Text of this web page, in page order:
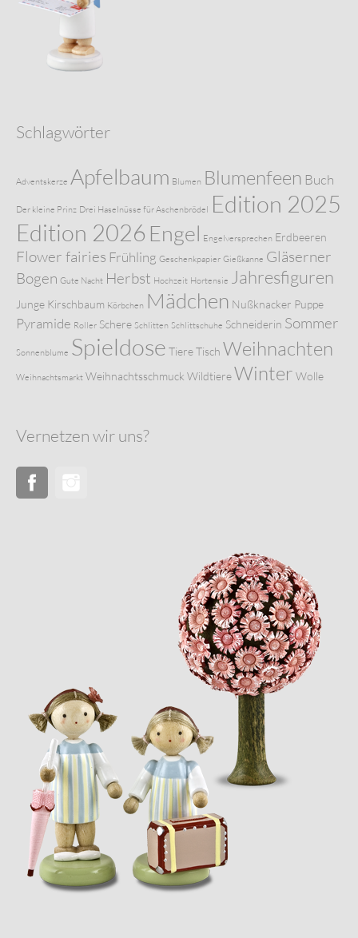
Schlagwörter
Adventskerze Apfelbaum Blumen Blumenfeen Buch
Der kleine Prinz Drei Haselnüsse für Aschenbrödel Edition 2025
Edition 2026 Engel Engelversprechen Erdbeeren
Flower fairies Frühling Geschenkpapier Gießkanne Gläserner
Bogen Gute Nacht Herbst Hochzeit Hortensie Jahresfiguren
Junge Kirschbaum Körbchen Mädchen Nußknacker Puppe
Pyramide Roller Schere Schlitten Schlittschuhe Schneiderin Sommer
Sonnenblume Spieldose TiereTisch Weihnachten
Weihnachtsmarkt Weihnachtsschmuck WildtiereWinter Wolle
Vernetzen wir uns?